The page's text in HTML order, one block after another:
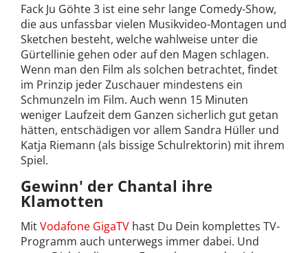
Fack Ju Göhte 3 ist eine sehr lange Comedy-Show,
die aus unfassbar vielen Musikvideo-Montagen und
Sketchen besteht, welche wahlweise unter die
Gürtellinie gehen oder auf den Magen schlagen.
Wenn man den Film als solchen betrachtet, findet
im Prinzip jeder Zuschauer mindestens ein
Schmunzeln im Film. Auch wenn 15 Minuten
weniger Laufzeit dem Ganzen sicherlich gut getan
hätten, entschädigen vor allem Sandra Hüller und
Katja Riemann (als bissige Schulrektorin) mit ihrem
Spiel.
Gewinn' der Chantal ihre
Klamotten
MitVodafone GigaTV hast Du Dein komplettes TV-
Programm auch unterwegs immer dabei. Und